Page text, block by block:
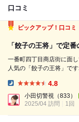
口コミ
ピックアップ！口コミ
「餃子の王将」で定
一番町四丁目商店街に面してお店があり
人気の「餃子の王将」ですね。 木曜日の晩ご飯、カウンター
定番の餃子（税込363円）
円）を注...
4.8
小田切警視 （833）
2025/04 訪問
1回